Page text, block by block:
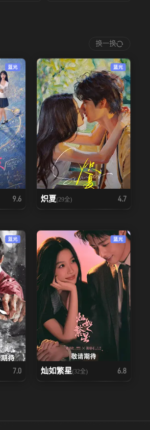
换一换
蓝光
9.6
蓝光
炽夏(29全) 4.7
蓝光
7.0
蓝光
灿如繁星(32全) 6.8